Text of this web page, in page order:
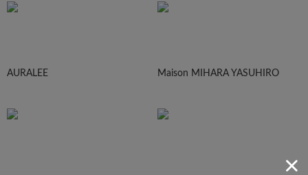
AURALEE Maison MIHARA YASUHIRO